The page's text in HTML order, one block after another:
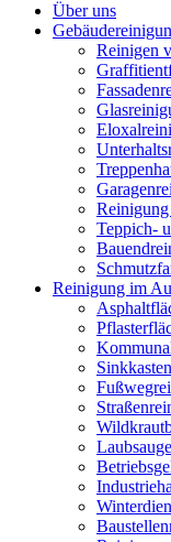
Über uns
Reinigen
Teppich-
Reinigung im